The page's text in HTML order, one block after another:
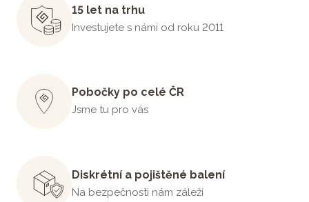
15 let na trhu
Investujete s námi od roku 2011
Pobočky po celé ČR
Jsme tu pro vás
Diskrétní a pojištěné balení
Na bezpečnosti nám záleží